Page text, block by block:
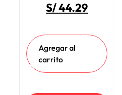
S/44.29
Agregar al
carrito